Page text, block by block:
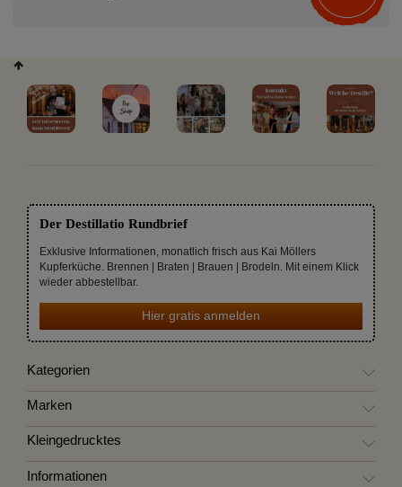
Der Destillatio Rundbrief
Exklusive Informationen, monatlich frisch aus Kai Möllers
Kupferküche. Brennen | Braten | Brauen | Brodeln. Mit einem Klick
wieder abbestellbar.
Hier gratis anmelden
Kategorien
Marken
Kleingedrucktes
Informationen